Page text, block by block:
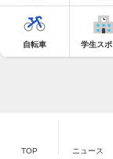
自転車 学生ス
TOP ニュース